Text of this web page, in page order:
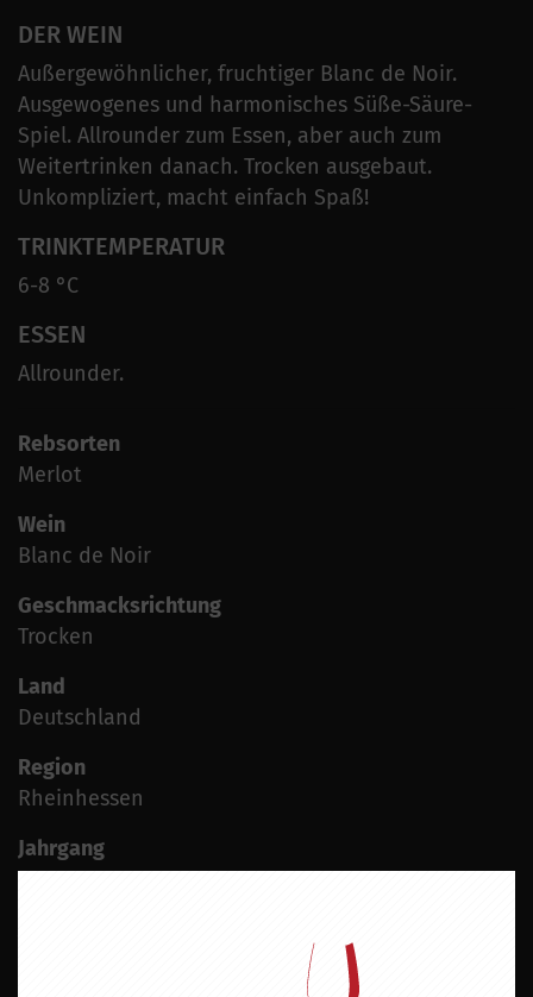
DER WEIN
Außergewöhnlicher, fruchtiger Blanc de Noir.
Ausgewogenes und harmonisches Süße-Säure-
Spiel. Allrounder zum Essen, aber auch zum
Weitertrinken danach. Trocken ausgebaut.
Unkompliziert, macht einfach Spaß!
TRINKTEMPERATUR
6-8 °C
ESSEN
Allrounder.
Rebsorten
Merlot
Wein
Blanc de Noir
Geschmacksrichtung
Trocken
Land
Deutschland
Region
Rheinhessen
Jahrgang
2024